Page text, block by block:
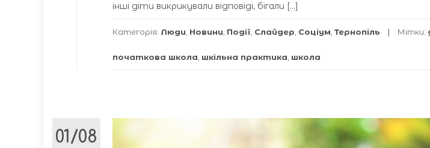
інші діти викрикували відповіді, бігали […]
Категорія: Люди Новини Події Слайдер Соціум Тернопіль Мітки:
початкова школа шкільна практика школа
01/08